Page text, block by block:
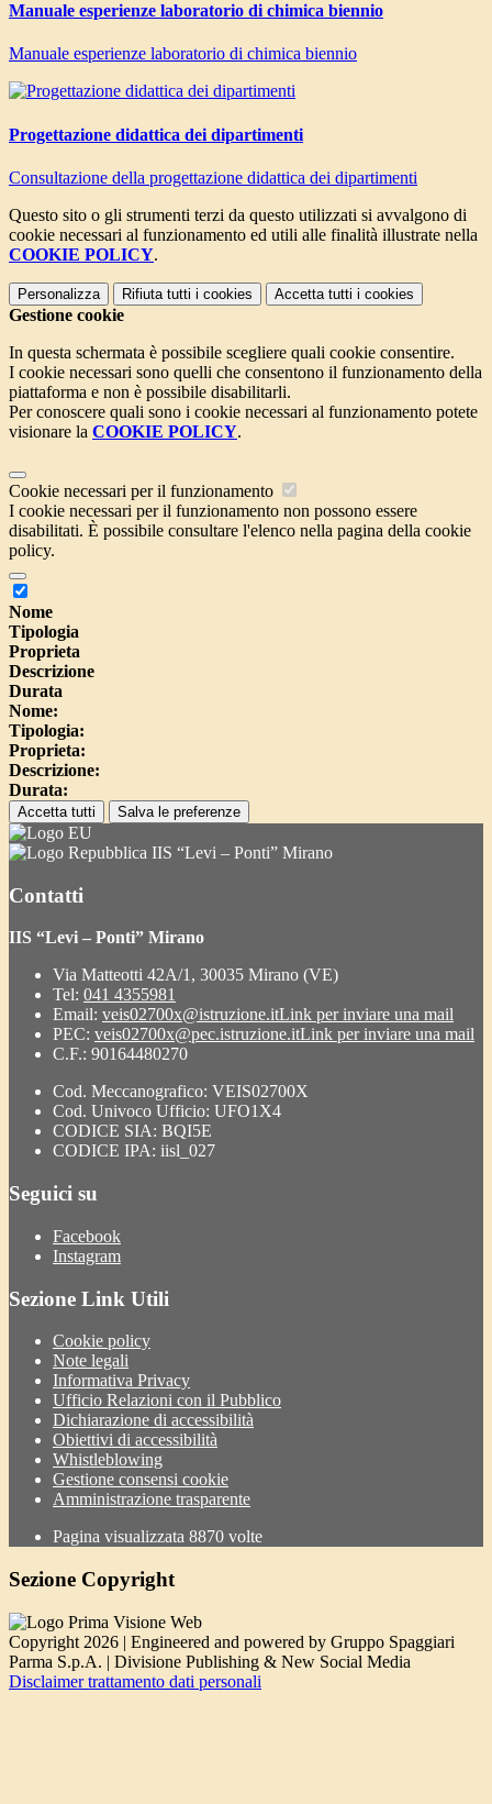
Manuale esperienze laboratorio di chimica biennio
Manuale esperienze laboratorio di chimica biennio
Progettazione didattica dei dipartimenti
Consultazione della progettazione didattica dei dipartimenti
Questo sito o gli strumenti terzi da questo utilizzati si avvalgono di
cookie necessari al funzionamento ed utili alle finalità illustrate nella
COOKIE POLICY.
Personalizza Rifiuta tutti i cookies Accetta tutti i cookies
Gestione cookie
In questa schermata è possibile scegliere quali cookie consentire.
I cookie necessari sono quelli che consentono il funzionamento della
piattaforma e non è possibile disabilitarli.
Per conoscere quali sono i cookie necessari al funzionamento potete
visionare la COOKIE POLICY.
Cookie necessari per il funzionamento
I cookie necessari per il funzionamento non possono essere
disabilitati. È possibile consultare l'elenco nella pagina della cookie
policy.
Nome
Tipologia
Proprieta
Descrizione
Durata
Nome:
Tipologia:
Proprieta:
Descrizione:
Durata:
Accetta tutti Salva le preferenze
IIS “Levi – Ponti” Mirano
Contatti
IIS “Levi – Ponti” Mirano
Via Matteotti 42A/1, 30035 Mirano (VE)
Tel: 041 4355981
Email: veis02700x@istruzione.itLink per inviare una mail
PEC: veis02700x@pec.istruzione.itLink per inviare una mail
C.F.: 90164480270
Cod. Meccanografico: VEIS02700X
Cod. Univoco Ufficio: UFO1X4
CODICE SIA: BQI5E
CODICE IPA: iisl_027
Seguici su
Facebook
Instagram
Sezione Link Utili
Cookie policy
Note legali
Informativa Privacy
Ufficio Relazioni con il Pubblico
Dichiarazione di accessibilità
Obiettivi di accessibilità
Whistleblowing
Gestione consensi cookie
Amministrazione trasparente
Pagina visualizzata 8870 volte
Sezione Copyright
Copyright 2026 | Engineered and powered by Gruppo Spaggiari
Parma S.p.A. | Divisione Publishing & New Social Media
Disclaimer trattamento dati personali